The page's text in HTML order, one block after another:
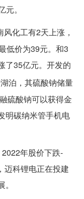
。
化工有2天上涨，
低价为39元。和3
了35亿元。开发的
泊，其硫酸钠储量
硫酸钠可以获得金
明碳纳米管手机电
年股价下跌-
迈科锂电正在投建